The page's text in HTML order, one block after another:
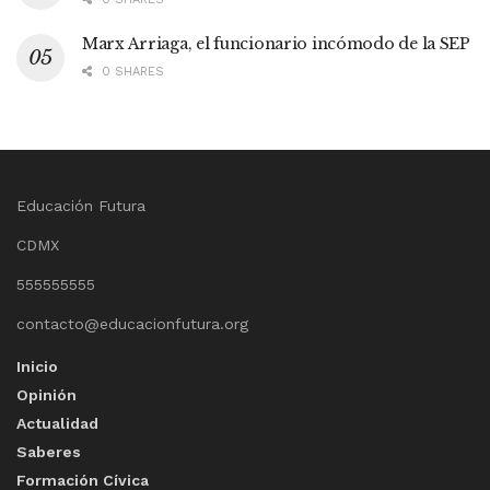
Marx Arriaga, el funcionario incómodo de la SEP
0 SHARES
Educación Futura
CDMX
555555555
contacto@educacionfutura.org
Inicio
Opinión
Actualidad
Saberes
Formación Cívica